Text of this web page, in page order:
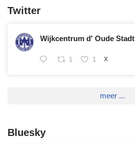
Twitter
Wijkcentrum d' Oude Stadt
1 1 X
meer ...
Bluesky